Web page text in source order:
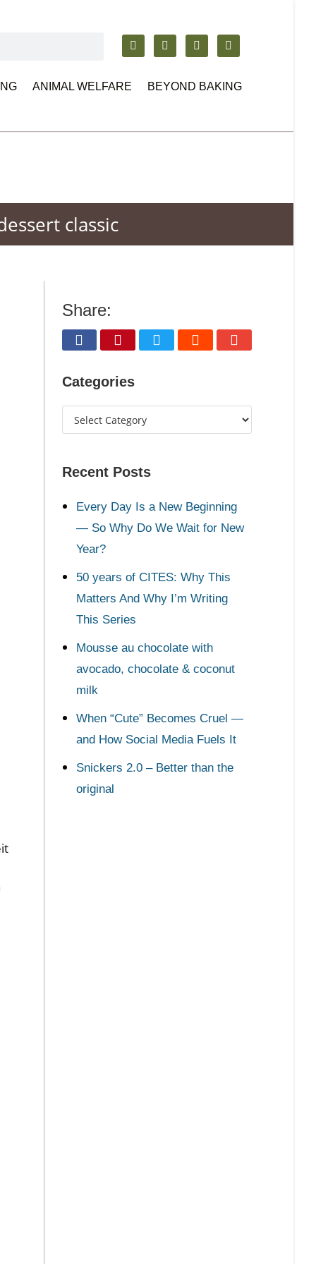
ANIMAL WELFARE BEYOND BAKING
classic
Share:
Categories
Recent Posts
Every Day Is a New Beginning
— So Why Do We Wait for New
Year?
50 years of CITES: Why This
Matters And Why I’m Writing
This Series
Mousse au chocolate with
avocado, chocolate & coconut
milk
When “Cute” Becomes Cruel —
and How Social Media Fuels It
Snickers 2.0 – Better than the
original